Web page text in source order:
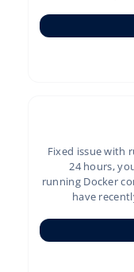
Fixed issue with
24 hours,
running Docker
have